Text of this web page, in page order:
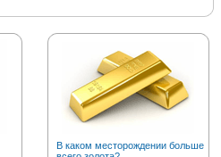
В каком месторождении больше